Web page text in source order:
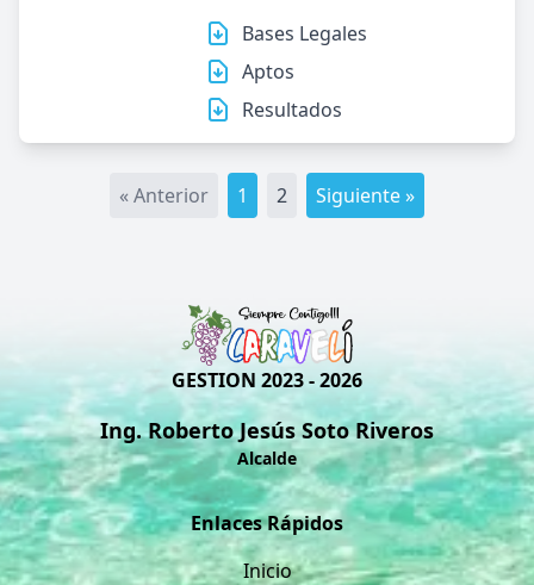
Bases Legales
Aptos
Resultados
« Anterior 1 2 Siguiente »
GESTION 2023 - 2026
Ing. Roberto Jesús Soto Riveros
Alcalde
Enlaces Rápidos
Inicio